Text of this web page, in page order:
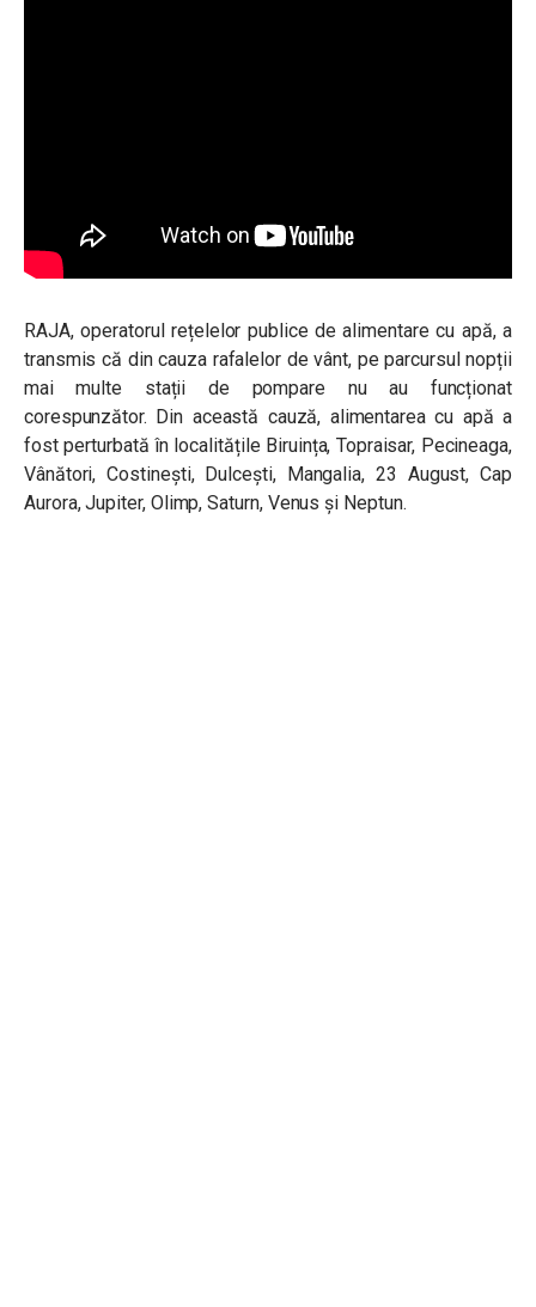
RAJA, operatorul rețelelor publice de alimentare cu apă, a
transmis că din cauza rafalelor de vânt, pe parcursul nopții
mai multe stații de pompare nu au funcționat
corespunzător. Din această cauză, alimentarea cu apă a
fost perturbată în localitățile Biruința, Topraisar, Pecineaga,
Vânători, Costinești, Dulcești, Mangalia, 23 August, Cap
Aurora, Jupiter, Olimp, Saturn, Venus şi Neptun.